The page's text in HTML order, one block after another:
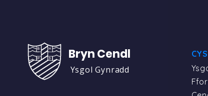
Bryn Cendl
Ysgol Gynradd